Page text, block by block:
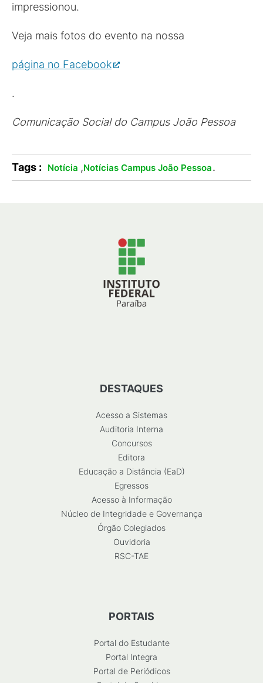
impressionou.
Veja mais fotos do evento na nossa
página no Facebook
.
Comunicação Social do Campus João Pessoa
Tags : Notícia ,Notícias Campus João Pessoa.
DESTAQUES
Acesso a Sistemas
Auditoria Interna
Concursos
Editora
Educação a Distância (EaD)
Egressos
Acesso à Informação
Núcleo de Integridade e Governança
Órgão Colegiados
Ouvidoria
RSC-TAE
PORTAIS
Portal do Estudante
Portal Integra
Portal de Periódicos